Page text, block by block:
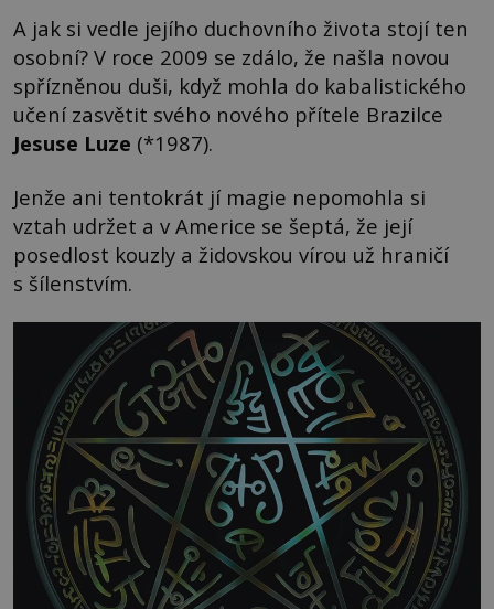
A jak si vedle jejího duchovního života stojí ten
osobní? V roce 2009 se zdálo, že našla novou
spřízněnou duši, když mohla do kabalistického
učení zasvětit svého nového přítele Brazilce
Jesuse Luze (*1987).
Jenže ani tentokrát jí magie nepomohla si
vztah udržet a v Americe se šeptá, že její
posedlost kouzly a židovskou vírou už hraničí
s šílenstvím.